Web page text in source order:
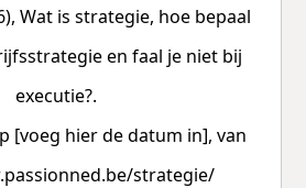
Wat is strategie, hoe bepaal
en faal je niet bij
executie?.
[voeg hier de datum in], van
strategie/